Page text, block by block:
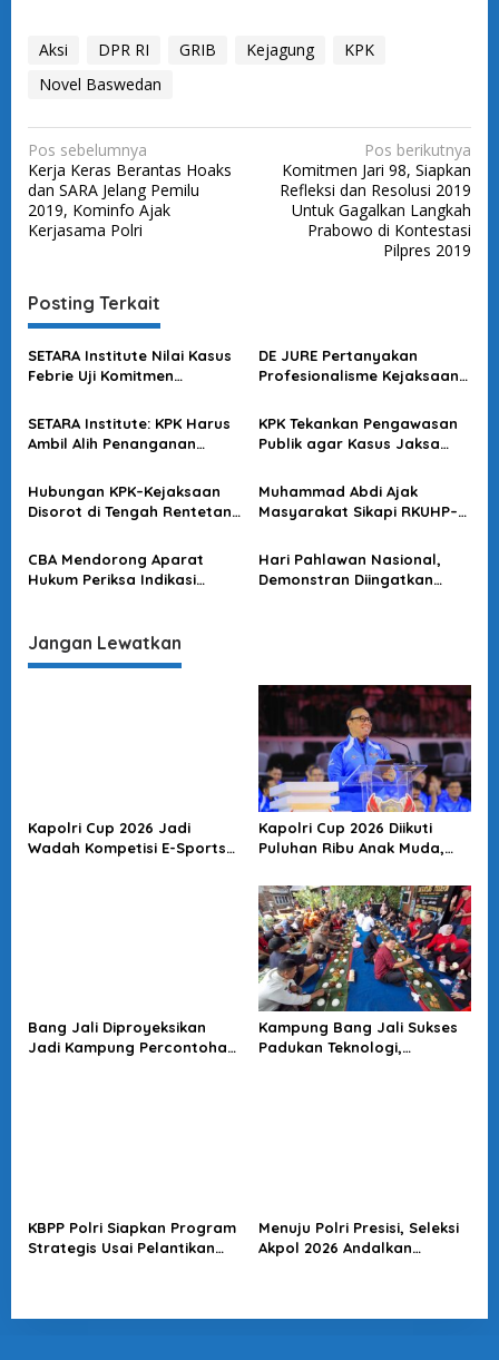
Aksi DPR RI GRIB Kejagung
KPK
Novel Baswedan
N
a
v
i
a
s
i
o
s
Pos sebelumnya
Kerja Keras Berantas Hoaks
dan SARA Jelang Pemilu
2019, Kominfo Ajak
Kerjasama Polri
Pos berikutnya
Komitmen Jari 98, Siapkan
Refleksi dan Resolusi 2019
Untuk Gagalkan Langkah
Prabowo di Kontestasi
Pilpres 2019
Posting Terkait
SETARA Institute Nilai Kasus
Febrie Uji Komitmen
DE JURE Pertanyakan
Profesionalisme Kejaksaan
SETARA Institute: KPK Harus
Ambil Alih Penanganan
Febrie Adriansyah
KPK Tekankan Pengawasan
Publik agar Kasus Jaksa
Hubungan KPK–Kejaksaan
Disorot di Tengah Rentetan
Muhammad Abdi Ajak
Masyarakat Sikapi RKUHP–
Hukum
CBA Mendorong Aparat
Hukum Periksa Indikasi
Hari Pahlawan Nasional,
Demonstran Diingatkan
Jangan Lewatkan
Kapolri Cup 2026 Jadi
Wadah Kompetisi E-Sports
Kapolri Cup 2026 Diikuti
Puluhan Ribu Anak Muda,
Sports Sehat
Bang Jali Diproyeksikan
Jadi Kampung Percontohan,
Kampung Bang Jali Sukses
Padukan Teknologi,
KBPP Polri Siapkan Program
Strategis Usai Pelantikan
Menuju Polri Presisi, Seleksi
Akpol 2026 Andalkan